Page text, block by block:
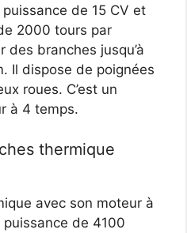
de 15 CV et
2000 tours par
des branches jusqu’à
Il dispose de poignées
roues. C’est un
à 4 temps.
thermique
avec son moteur à
puissance de 4100